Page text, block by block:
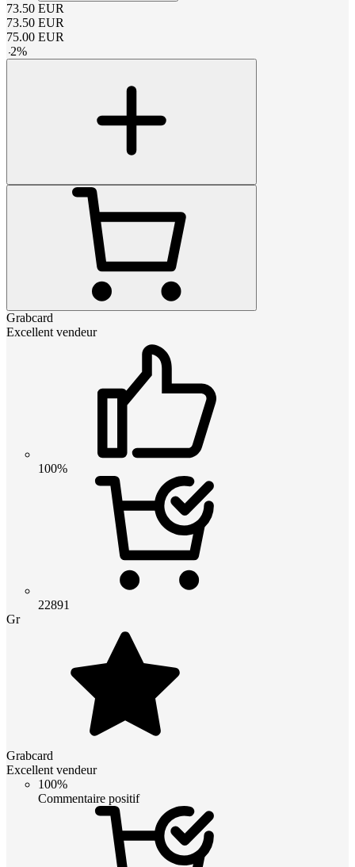
73.50 EUR
73.50 EUR
75.00 EUR
-2%
Grabcard
Excellent vendeur
100%
22891
Gr
Grabcard
Excellent vendeur
100%
Commentaire positif